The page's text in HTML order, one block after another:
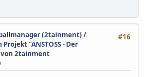
#16
(2tainment) /
"ANSTOSS - Der
2tainment